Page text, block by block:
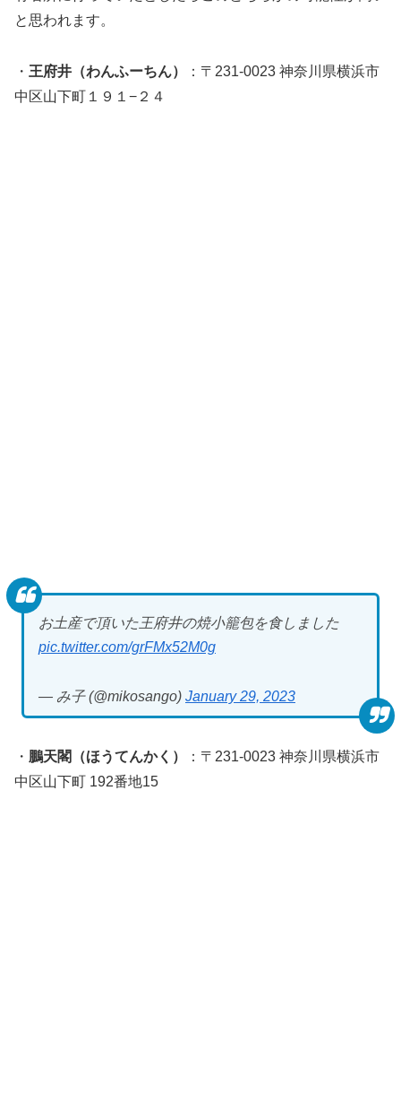
と思われます。
・ 王府井（わんふーちん）
：〒231-0023 神奈川県横浜市
中区山下町１９１−２４
お土産で頂いた王府井の焼小籠包を食しました
pic.twitter.com/grFMx52M0g
— み子 (@mikosango) January 29, 2023
・ 鵬天閣（ほうてんかく）
：〒231-0023 神奈川県横浜市
中区山下町 192番地15